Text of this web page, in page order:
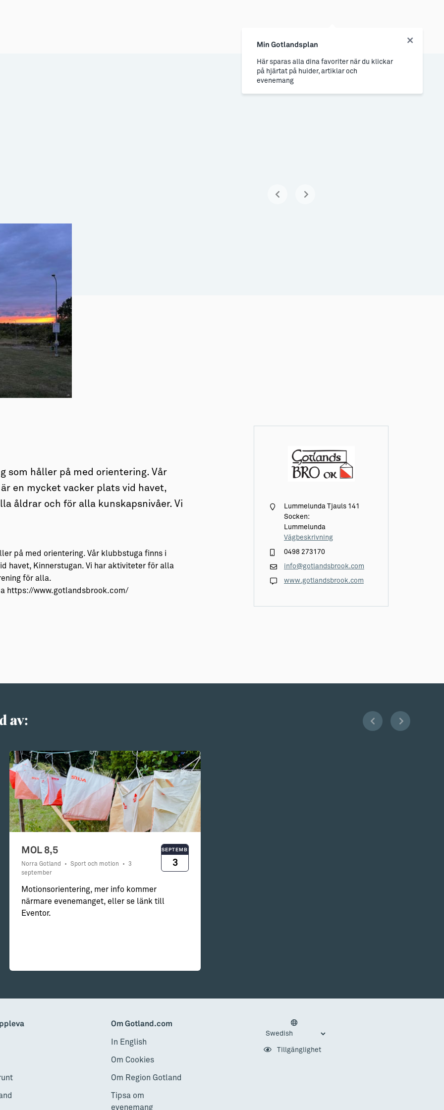
som håller på med orientering. Vår
en mycket vacker plats vid havet,
åldrar och för alla kunskapsnivåer. Vi
på med orientering. Vår klubbstuga finns i
havet, Kinnerstugan. Vi har aktiviteter för alla
för alla.
https://www.gotlandsbrook.com/
Lummelunda Tjauls 141
Socken:
Lummelunda
Vägbeskrivning
0498 273170
info@gotlandsbrook.com
www.gotlandsbrook.com
av:
MOL 8,5
Norra Gotland • Sport och motion •
3
september
SEPTEMBER
3
Motionsorientering, mer info kommer
närmare evenemanget, eller se länk till
Eventor.
Om Gotland.com
In English
Om Cookies
Om Region Gotland
Tipsa om
evenemang
Tillgänglighet
Min Gotlandsplan
Här sparas alla dina favoriter när du klickar
på hjärtat på huider, artiklar och
evenemang